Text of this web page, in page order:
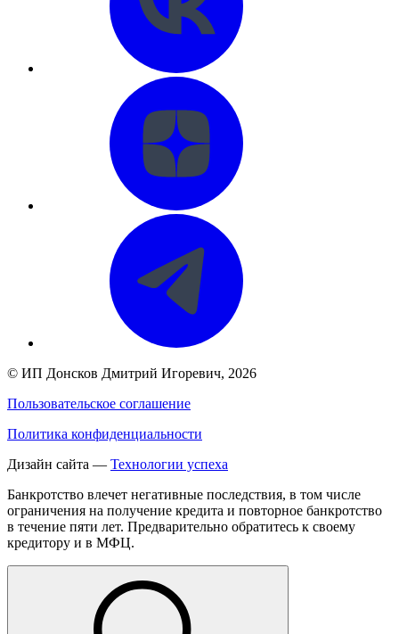
© ИП Донсков Дмитрий Игоревич, 2026
Пользовательское соглашение
Политика конфиденциальности
Дизайн сайта — Технологии успеха
Банкротство влечет негативные последствия, в том числе
ограничения на получение кредита и повторное банкротство
в течение пяти лет. Предварительно обратитесь к своему
кредитору и в МФЦ.